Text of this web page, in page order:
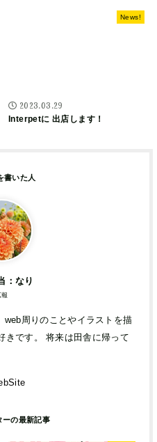
News!
2023.03.29
Interpetに 出店します！
：なり
報
周りのことやイラストを描
きです。 将来は田舎に帰って